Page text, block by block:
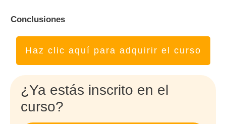
Conclusiones
Haz clic aquí para adquirir el curso
¿Ya estás inscrito en el
curso?